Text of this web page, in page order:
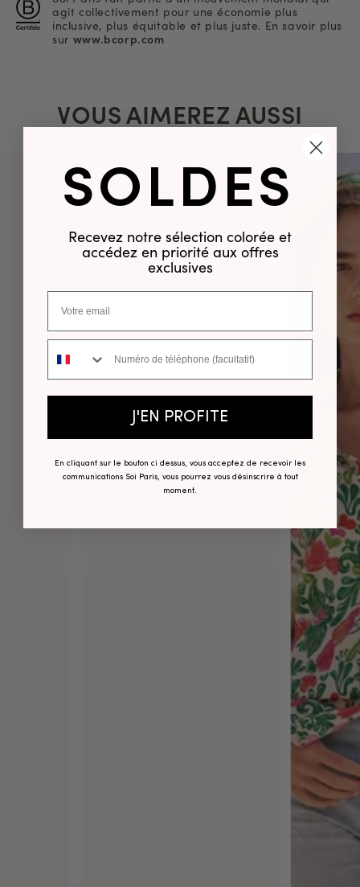
agit collectivement pour une économie plus
inclusive, plus équitable et plus juste. En savoir plus
sur www.bcorp.com
VOUS AIMEREZ AUSSI
SOLDES
Recevez notre sélection colorée et
accédez en priorité aux offres
exclusives
J'EN PROFITE
En cliquant sur le bouton ci dessus, vous acceptez de recevoir les
communications Soi Paris, vous pourrez vous désinscrire à tout
moment.